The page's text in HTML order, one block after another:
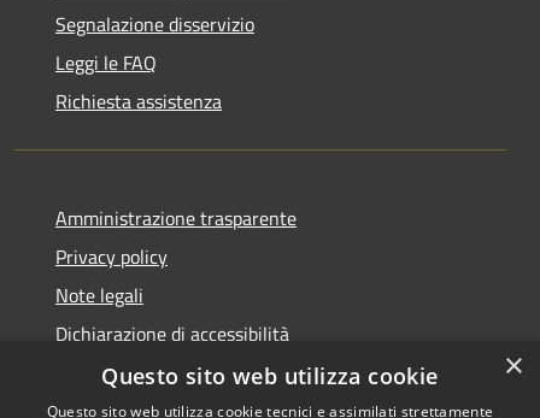
Segnalazione disservizio
Leggi le FAQ
Richiesta assistenza
Amministrazione trasparente
Privacy policy
Note legali
Dichiarazione di accessibilità
×
Questo sito web utilizza cookie
Questo sito web utilizza cookie tecnici e assimilati strettamente